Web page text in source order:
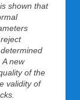
shown that
new
of the
validity of